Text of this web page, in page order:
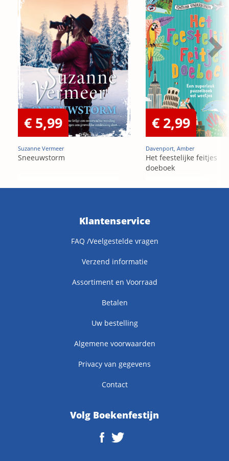
€ 5,99
Suzanne Vermeer
Sneeuwstorm
€ 2,99
Davenport, Amber
Het feestelijke feitjes
doeboek
Klantenservice
FAQ /Veelgestelde vragen
Verzend informatie
Assortiment en Voorraad
Betalen
Uw bestelling
Algemene voorwaarden
Privacy van gegevens
Contact
Volg Boekenfestijn